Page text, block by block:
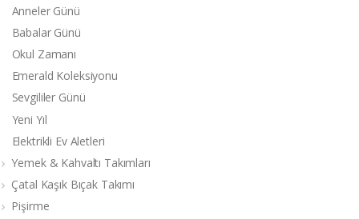
Anneler Günü
Babalar Günü
Okul Zamanı
Emerald Koleksiyonu
Sevgililer Günü
Yeni Yıl
Elektrikli Ev Aletleri
Yemek & Kahvaltı Takımları
Çatal Kaşık Bıçak Takımı
Pişirme